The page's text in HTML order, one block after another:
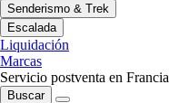
Senderismo & Trek
Escalada
Liquidación
Marcas
Servicio postventa en Francia
Buscar